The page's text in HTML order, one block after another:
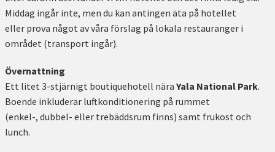
Middag ingår inte, men du kan antingen äta på hotellet
eller prova något av våra förslag på lokala restauranger i
området (transport ingår).
Övernattning
Ett litet 3-stjärnigt boutiquehotell nära Yala National Park.
Boende inkluderar luftkonditionering på rummet
(enkel-, dubbel- eller trebäddsrum finns) samt frukost och
lunch.